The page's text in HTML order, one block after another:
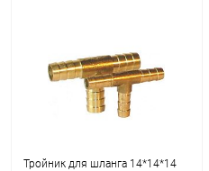
Тройник для шланга 14*14*14